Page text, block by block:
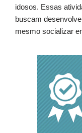
idosos. Essas
buscam
mesmo socializar